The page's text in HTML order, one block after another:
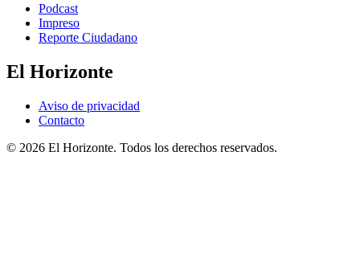
Podcast
Impreso
Reporte Ciudadano
El Horizonte
Aviso de privacidad
Contacto
© 2026 El Horizonte. Todos los derechos reservados.